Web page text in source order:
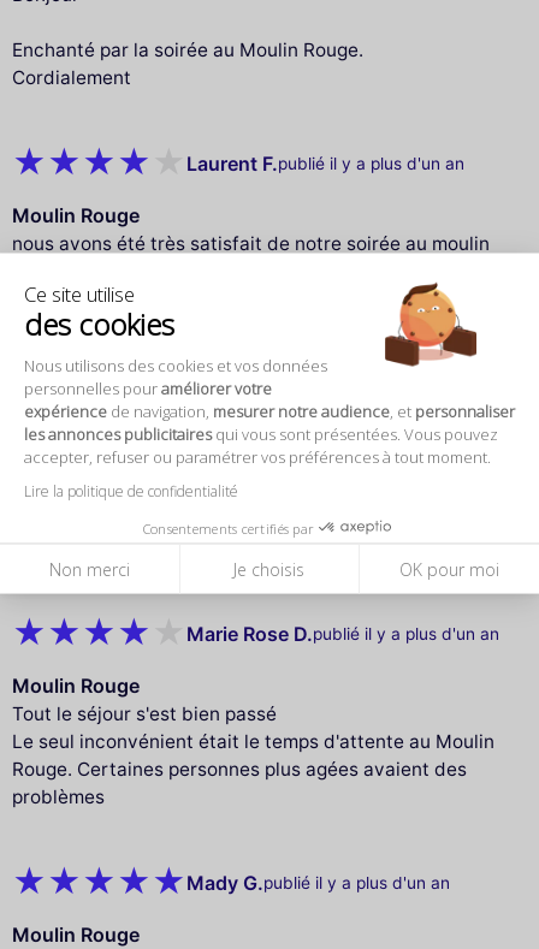
Ce site utilise
des cookies
Nous utilisons des cookies et vos données
personnelles pouraméliorer votre
expérience de navigation, mesurer notre audience , et personnaliser
les annonces publicitairesqui vous sont présentées. Vous pouvez
accepter, refuser ou paramétrer vos préférences à tout moment.
Lire la politique de confidentialité
Consentements certifiés par
Non merci Je choisis OK pour moi
Enchanté par la soirée au Moulin Rouge.
Cordialement
Laurent F.publié il y a plus d'un an
Moulin Rouge
nous avons été très satisfait de notre soirée au moulin
un service parfait, ainsi qu'une facilité a réserver grace
a votre site.
Eric D.publié il y a plus d'un an
Moulin Rouge
Nous avons énormément apprécie notre soirée au
moulin rouge les enfants en particulier merci encre et a
Marie Rose D.publié il y a plus d'un an
Moulin Rouge
Tout le séjour s'est bien passé
Le seul inconvénient était le temps d'attente au Moulin
Rouge. Certaines personnes plus agées avaient des
problèmes
Mady G.publié il y a plus d'un an
Moulin Rouge